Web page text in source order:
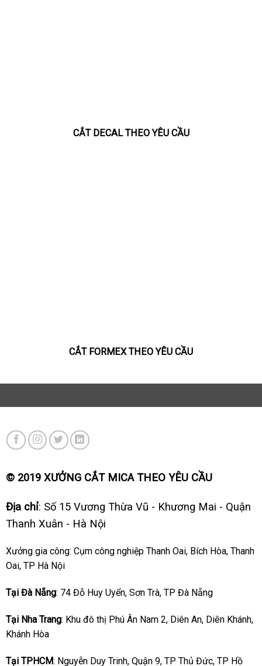
CẮT DECAL THEO YÊU CẦU
CẮT FORMEX THEO YÊU CẦU
© 2019 XƯỞNG CẮT MICA THEO YÊU CẦU
Địa chỉ: Số 15 Vương Thừa Vũ - Khương Mai - Quận
Thanh Xuân - Hà Nội
Xưởng gia công: Cụm công nghiệp Thanh Oai, Bích Hòa, Thanh
Oai, TP Hà Nội
Tại Đà Nẵng: 74 Đỗ Huy Uyển, Sơn Trà, TP Đà Nẵng
Tại Nha Trang: Khu đô thị Phú Ân Nam 2, Diên An, Diên Khánh,
Khánh Hòa
Tại TPHCM: Nguyễn Duy Trinh, Quận 9, TP Thủ Đức, TP Hồ